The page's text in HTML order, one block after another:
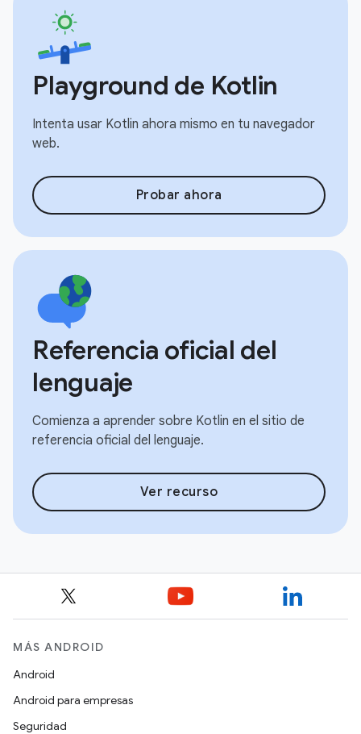
Playground de Kotlin
Intenta usar Kotlin ahora mismo en tu navegador
web.
Probar ahora
Referencia oficial del
lenguaje
Comienza a aprender sobre Kotlin en el sitio de
referencia oficial del lenguaje.
Ver recurso
MÁS ANDROID
Android
Android para empresas
Seguridad